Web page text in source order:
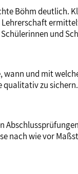
Böhm deutlich.
und
und mit
zu
nach wie vor